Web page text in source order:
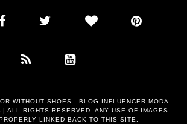
WITHOUT SHOES - BLOG INFLUENCER MODA
| ALL RIGHTS RESERVED. ANY USE OF IMAGES
LINKED BACK TO THIS SITE.